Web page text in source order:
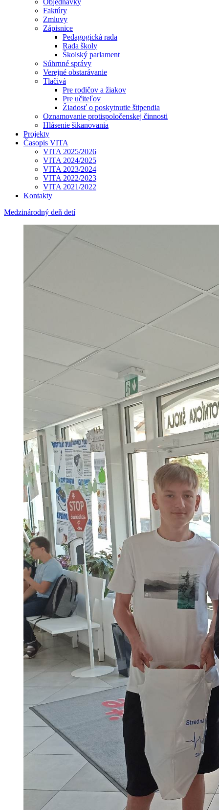
Objednávky
Faktúry
Zmluvy
Zápisnice
Pedagogická rada
Rada školy
Školský parlament
Súhrnné správy
Verejné obstarávanie
Tlačivá
Pre rodičov a žiakov
Pre učiteľov
Žiadosť o poskytnutie štipendia
Oznamovanie protispoločenskej činnosti
Hlásenie šikanovania
Projekty
Časopis VITA
VITA 2025/2026
VITA 2024/2025
VITA 2023/2024
VITA 2022/2023
VITA 2021/2022
Kontakty
Medzinárodný deň detí